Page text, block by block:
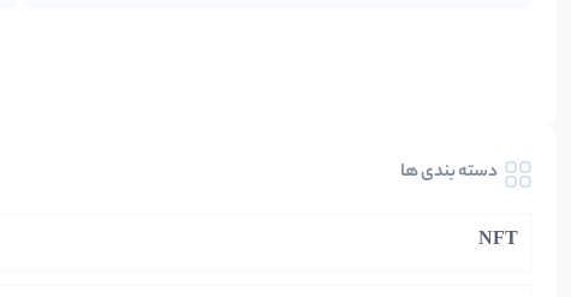
دسته بندی ها
NFT